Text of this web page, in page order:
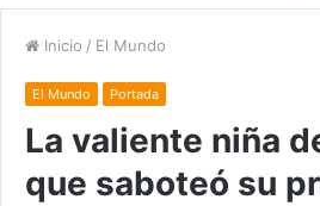
Inicio / El Mundo
El Mundo Portada
La valiente niña
que saboteó su